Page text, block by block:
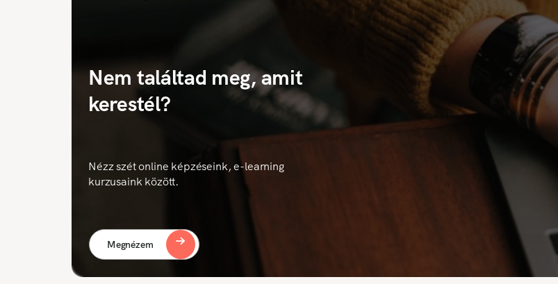
Nem találtad meg, amit
kerestél?
Nézz szét online képzéseink, e-learning
kurzusaink között.
Megnézem